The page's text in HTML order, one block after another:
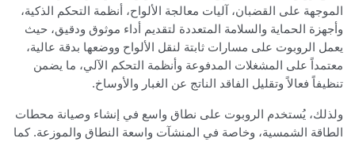
الموجهة على القضبان، آليات معالجة الألواح، أنظمة التحكم الذكية،
وأجهزة الحماية والسلامة المتعددة لتقديم أداء موثوق ودقيق، حيث
يعمل الروبوت على مسارات ثابتة لنقل الألواح ووضعها بدقة عالية،
معتمداً على المشغلات المدفوعة وأنظمة التحكم الآلي، ما يضمن
تنظيفاً فعالاً وتقليل الفاقد الناتج عن الغبار والأوساخ.
ولذلك، يُستخدم الروبوت على نطاق واسع في إنشاء وصيانة محطات
الطاقة الشمسية، وخاصة في المنشآت واسعة النطاق والموزعة. كما